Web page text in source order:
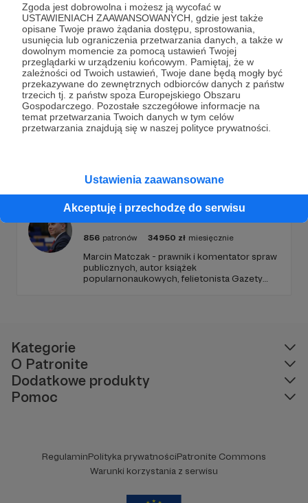
Zgoda jest dobrowolna i możesz ją wycofać w
USTAWIENIACH ZAAWANSOWANYCH, gdzie jest także
opisane Twoje prawo żądania dostępu, sprostowania,
usunięcia lub ograniczenia przetwarzania danych, a także w
dowolnym momencie za pomocą ustawień Twojej
przeglądarki w urządzeniu końcowym. Pamiętaj, że w
zależności od Twoich ustawień, Twoje dane będą mogły być
przekazywane do zewnętrznych odbiorców danych z państw
trzecich tj. z państw spoza Europejskiego Obszaru
Gospodarczego. Pozostałe szczegółowe informacje na
temat przetwarzania Twoich danych w tym celów
przetwarzania znajdują się w naszej polityce prywatności.
Ustawienia zaawansowane
Akceptuję i przechodzę do serwisu
Promowani autorzy
Radio Nowy Świat
30608 patronów 780592 zł miesięcznie
Radio Nowy Świat to pierwszy na tak dużą
zapraszamy, miejsca nie zabraknie. :)
Profesor Matczak
856 patronów 34950 zł miesięcznie
Marcin Matczak - prawnik i komentator spraw
publicznych, autor książek
popularnonaukowych, felietonista Gazety
Kategorie
O Patronite
Dodatkowe produkty
Pomoc
RegulaminPolityka prywatnościPatronite Commons
Warunki korzystania z serwisu